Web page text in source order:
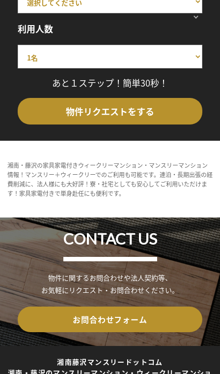
利用人数
あと１ステップ！簡単30秒！
物件リクエストをする
湘南・藤沢の家具家電付きウィークリーマンション・マンスリーマンション
情報！マンスリー＋ウィークリーでのご利用も可能です。連泊・長期出張の経
費削減に、法人様にも大好評！寮・社宅としても安心してご利用いただけま
す！家具家電付きで単身赴任にも便利です。
CONTACT US
物件に関するお問合わせや法人契約等、
お気軽にリクエスト・お問合わせください。
お問合わせフォーム
湘南藤沢マンスリードットコム